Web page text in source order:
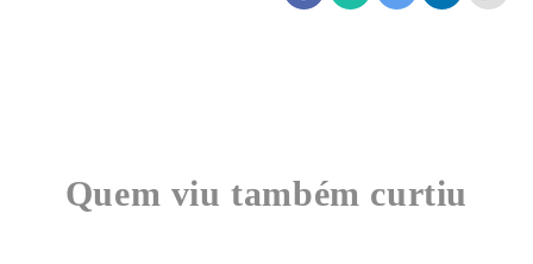
Quem viu também curtiu